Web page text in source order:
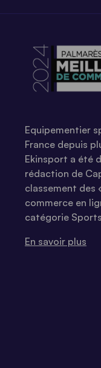
Equipementier
France depuis
Ekinsport a été
rédaction de
classement des
commerce en
catégorie
En savoir plus